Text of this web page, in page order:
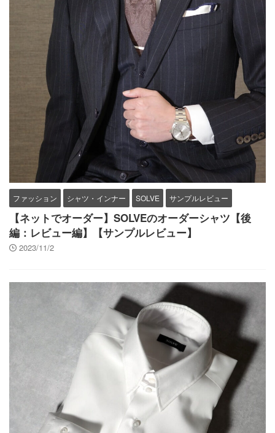
ファッション シャツ・インナー SOLVE サンプルレビュー
【ネットでオーダー】SOLVEのオーダーシャツ【後
編：レビュー編】【サンプルレビュー】
2023/11/2